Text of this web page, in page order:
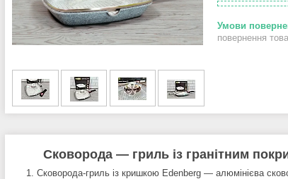
повернення
Сковорода — гриль із гранітним
Сковорода-гриль із кришкою Edenberg — алюмінієва